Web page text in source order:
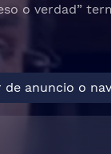
o verdad”
anuncio o